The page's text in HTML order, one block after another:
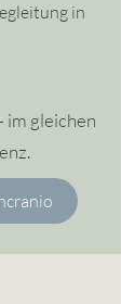
in
im gleichen